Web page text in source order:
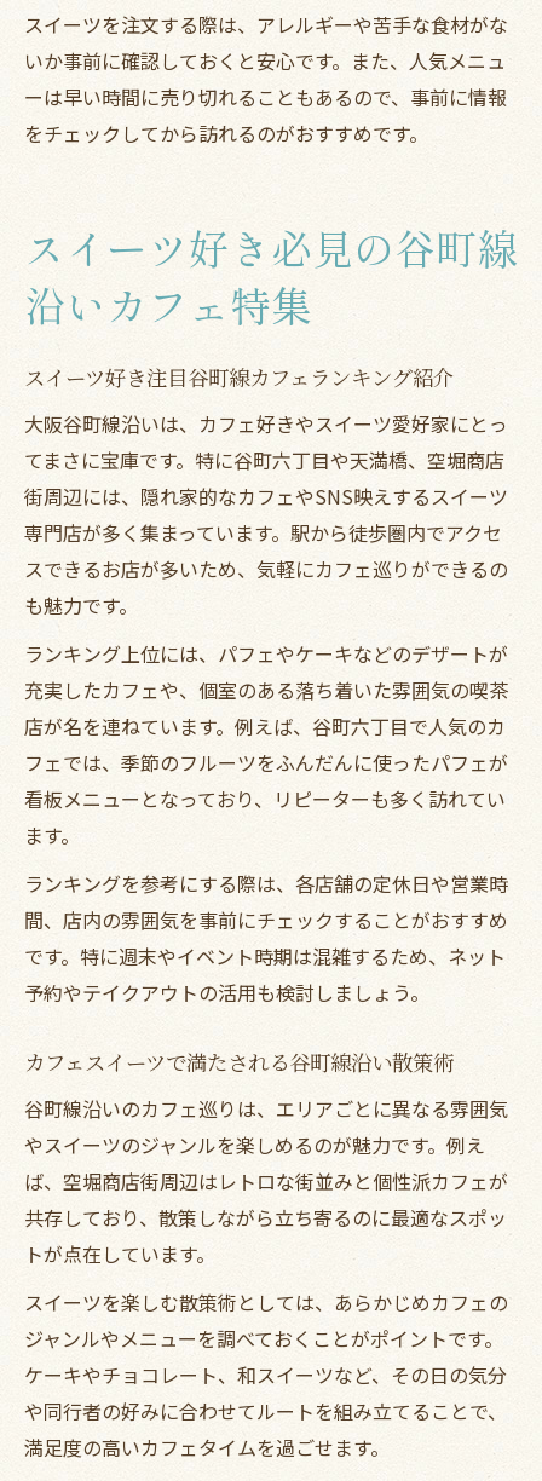
スイーツを注文する際は、アレルギーや苦手な食材がな
いか事前に確認しておくと安心です。また、人気メニュ
ーは早い時間に売り切れることもあるので、事前に情報
をチェックしてから訪れるのがおすすめです。
スイーツ好き必見の谷町線
沿いカフェ特集
スイーツ好き注目谷町線カフェランキング紹介
大阪谷町線沿いは、カフェ好きやスイーツ愛好家にとっ
てまさに宝庫です。特に谷町六丁目や天満橋、空堀商店
街周辺には、隠れ家的なカフェやSNS映えするスイーツ
専門店が多く集まっています。駅から徒歩圏内でアクセ
スできるお店が多いため、気軽にカフェ巡りができるの
も魅力です。
ランキング上位には、パフェやケーキなどのデザートが
充実したカフェや、個室のある落ち着いた雰囲気の喫茶
店が名を連ねています。例えば、谷町六丁目で人気のカ
フェでは、季節のフルーツをふんだんに使ったパフェが
看板メニューとなっており、リピーターも多く訪れてい
ます。
ランキングを参考にする際は、各店舗の定休日や営業時
間、店内の雰囲気を事前にチェックすることがおすすめ
です。特に週末やイベント時期は混雑するため、ネット
予約やテイクアウトの活用も検討しましょう。
カフェスイーツで満たされる谷町線沿い散策術
谷町線沿いのカフェ巡りは、エリアごとに異なる雰囲気
やスイーツのジャンルを楽しめるのが魅力です。例え
ば、空堀商店街周辺はレトロな街並みと個性派カフェが
共存しており、散策しながら立ち寄るのに最適なスポッ
トが点在しています。
スイーツを楽しむ散策術としては、あらかじめカフェの
ジャンルやメニューを調べておくことがポイントです。
ケーキやチョコレート、和スイーツなど、その日の気分
や同行者の好みに合わせてルートを組み立てることで、
満足度の高いカフェタイムを過ごせます。